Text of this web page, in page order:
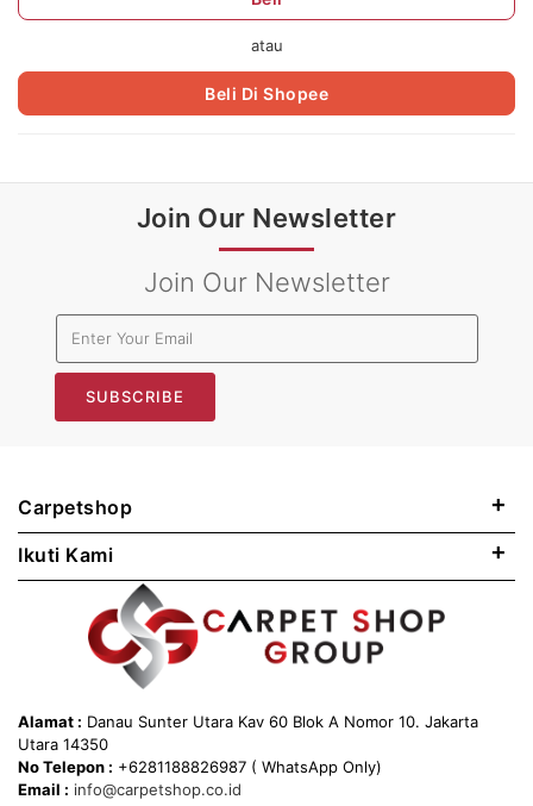
atau
Beli Di Shopee
Join Our Newsletter
Join Our Newsletter
SUBSCRIBE
Carpetshop +
Ikuti Kami +
Alamat : Danau Sunter Utara Kav 60 Blok A Nomor 10. Jakarta
Utara 14350
No Telepon : +6281188826987 ( WhatsApp Only)
Email : info@carpetshop.co.id